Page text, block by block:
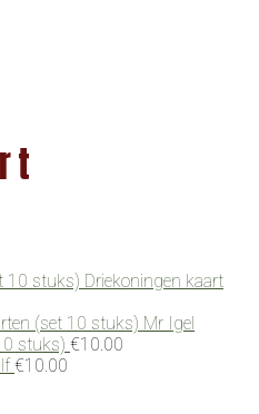
Driekoningen kaart
Mr Igel
stuks) €10.00
€10.00